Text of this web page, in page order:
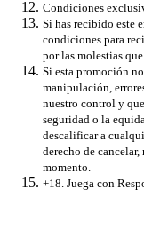
Condiciones
Si has recibido este
condiciones para
por las molestias
Si esta promoción
manipulación,
nuestro control y
seguridad o la
descalificar a
derecho de
momento.
+18. Juega con